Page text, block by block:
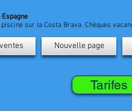
sur la Costa Brava. Chèques
Nouvelle page